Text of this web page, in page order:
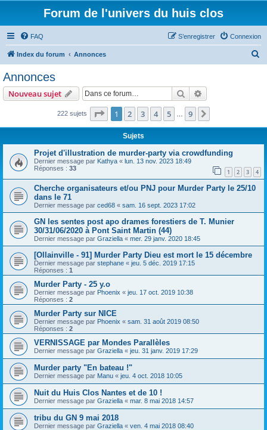
Forum de l'univers du huis clos
FAQ Connexion
S’enregistrer
Index du forum Annonces
e
r
Annonces
Nouveau sujet Rechercher
222 sujets Page 1sur9
1 2 3 4 5 9
Sujets
Projet d'illustration de murder-party via crowdfunding
Dernier message par Kathya « lun. 13 nov. 2023 18:49
Réponses : 33 1 2 3 4
Cherche organisateurs et/ou PNJ pour Murder Party le 25/10
dans le 71
Dernier message par ced68 « sam. 16 sept. 2023 17:02
GN les sentes post apo drames forestiers de T. Munier
30/31/06/2020 à Pont Saint Martin (44)
Dernier message par Graziella « mer. 29 janv. 2020 18:45
[Ollainville - 91] Murder Party Dieu est mort le 15 décembre
Dernier message par stephane « jeu. 5 déc. 2019 17:15
Réponses : 1
Murder Party - 25 y.o
Dernier message par Phoenix « jeu. 17 oct. 2019 10:38
Réponses : 2
Murder Party sur NICE
Dernier message par Phoenix « sam. 31 août 2019 08:50
Réponses : 2
VERNISSAGE par Mondes Parallèles
Dernier message par Graziella « jeu. 31 janv. 2019 17:29
Murder party "En bateau !"
Dernier message par Manu « jeu. 4 oct. 2018 10:05
Nuit du Huis Clos Nantes et de 10 !
Dernier message par Graziella « mar. 8 mai 2018 14:57
tribu du GN 9 mai 2018
Dernier message par Graziella « ven. 4 mai 2018 08:40